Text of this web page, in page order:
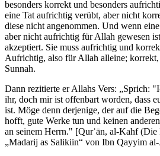
besonders korrekt und besonders
eine Tat aufrichtig verübt, aber nicht
diese nicht angenommen. Und wenn
aber nicht aufrichtig für Allah gewesen
akzeptiert. Sie muss aufrichtig und
Aufrichtig, also für Allah alleine;
Sunnah.
Dann rezitierte er Allahs Vers: „Sprich:
ihr, doch mir ist offenbart worden, dass
ist. Möge denn derjenige, der auf die
hofft, gute Werke tun und keinen
an seinem Herrn." [Qurʾān, al-Kahf
„Madarij as Salikiin“ von Ibn Qayyim